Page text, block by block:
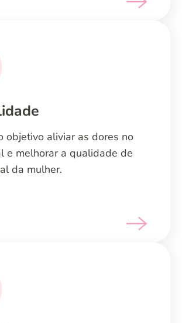
objetivo aliviar as dores no
e melhorar a qualidade de
da mulher.
objetivo aliviar as dores no
e melhorar a qualidade de
da mulher.